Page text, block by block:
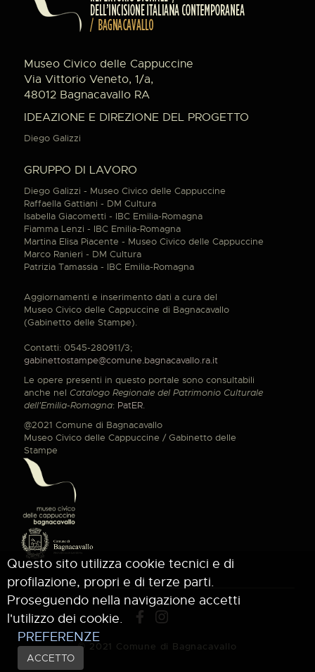
Museo Civico delle Cappuccine
Via Vittorio Veneto, 1/a,
48012 Bagnacavallo RA
IDEAZIONE E DIREZIONE DEL PROGETTO
Diego Galizzi
GRUPPO DI LAVORO
Diego Galizzi - Museo Civico delle Cappuccine
Raffaella Gattiani - DM Cultura
Isabella Giacometti - IBC Emilia-Romagna
Fiamma Lenzi - IBC Emilia-Romagna
Martina Elisa Piacente - Museo Civico delle Cappuccine
Marco Ranieri - DM Cultura
Patrizia Tamassia - IBC Emilia-Romagna
Aggiornamenti e inserimento dati a cura del
Museo Civico delle Cappuccine di Bagnacavallo
(Gabinetto delle Stampe).
Contatti: 0545-280911/3;
gabinettostampe@comune.bagnacavallo.ra.it
Le opere presenti in questo portale sono consultabili
anche nel Catalogo Regionale del Patrimonio Culturale
dell'Emilia-Romagna: PatER.
@2021 Comune di Bagnacavallo
Museo Civico delle Cappuccine / Gabinetto delle
Stampe
© 2021 Comune di Bagnacavallo
Questo sito utilizza cookie tecnici e di
profilazione, propri e di terze parti.
Proseguendo nella navigazione accetti
l'utilizzo dei cookie.
PREFERENZE
ACCETTO